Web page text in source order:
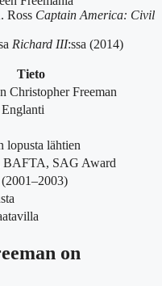
Ross Captain America: Civil
Richard III:ssa (2014)
Tieto
Christopher Freeman
lopusta lähtien
BAFTA, SAG Award
(2001–2003)
on